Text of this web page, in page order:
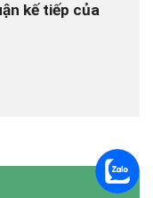
kế tiếp của